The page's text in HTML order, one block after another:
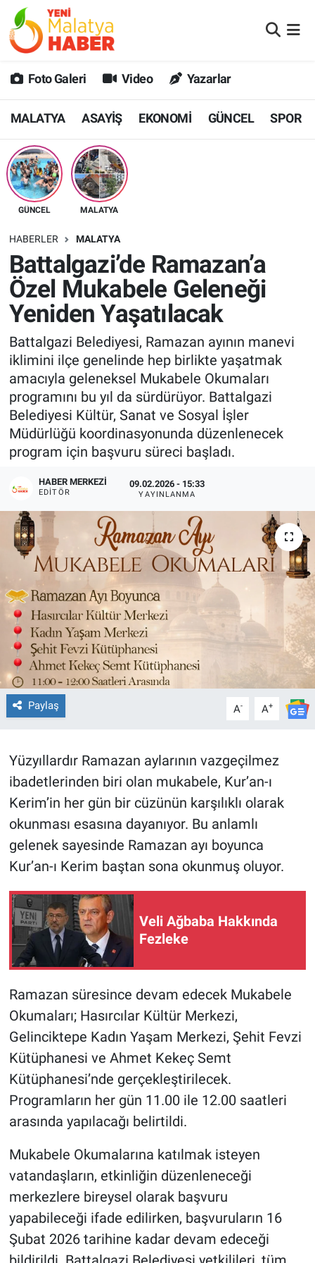
Foto Galeri Video Yazarlar
MALATYA ASAYİŞ EKONOMİ GÜNCEL SPOR
GÜNCEL MALATYA
HABERLER MALATYA
Battalgazi’de Ramazan’a
Özel Mukabele Geleneği
Yeniden Yaşatılacak
Battalgazi Belediyesi, Ramazan ayının manevi
iklimini ilçe genelinde hep birlikte yaşatmak
amacıyla geleneksel Mukabele Okumaları
programını bu yıl da sürdürüyor. Battalgazi
Belediyesi Kültür, Sanat ve Sosyal İşler
Müdürlüğü koordinasyonunda düzenlenecek
program için başvuru süreci başladı.
HABER MERKEZI
EDITÖR
09.02.2026 - 15:33
YAYINLANMA
Paylaş A- A+
Yüzyıllardır Ramazan aylarının vazgeçilmez
ibadetlerinden biri olan mukabele, Kur’an-ı
Kerim’in her gün bir cüzünün karşılıklı olarak
okunması esasına dayanıyor. Bu anlamlı
gelenek sayesinde Ramazan ayı boyunca
Kur’an-ı Kerim baştan sona okunmuş oluyor.
Veli Ağbaba Hakkında
Fezleke
Ramazan süresince devam edecek Mukabele
Okumaları; Hasırcılar Kültür Merkezi,
Gelinciktepe Kadın Yaşam Merkezi, Şehit Fevzi
Kütüphanesi ve Ahmet Kekeç Semt
Kütüphanesi’nde gerçekleştirilecek.
Programların her gün 11.00 ile 12.00 saatleri
arasında yapılacağı belirtildi.
Mukabele Okumalarına katılmak isteyen
vatandaşların, etkinliğin düzenleneceği
merkezlere bireysel olarak başvuru
yapabileceği ifade edilirken, başvuruların 16
Şubat 2026 tarihine kadar devam edeceği
MALATYA
GÜNCEL
SPOR
SAĞLIK
DİĞER
EKONOMİ
Malatya Nöbetçi Eczaneler
MALATYA Namaz Vakitleri
Malatya Trafik Yoğunluk Haritası
Süper Lig Puan Durumu ve Fikstür
Tüm Manşetler
Son Dakika Haberleri
Haber Arşivi